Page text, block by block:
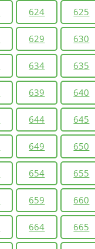
624 625
629 630
634 635
639 640
644 645
649 650
654 655
659 660
664 665